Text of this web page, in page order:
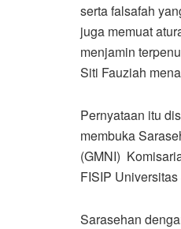
serta falsafah
juga memuat
menjamin
Siti Fauziah
Pernyataan itu
membuka
(GMNI)
FISIP
Sarasehan